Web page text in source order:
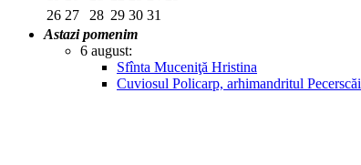
26 27 28 29 30 31
Astazi pomenim
6 august:
Sfînta Muceniţă Hristina
Cuviosul Policarp, arhimandritul Pecerscăi